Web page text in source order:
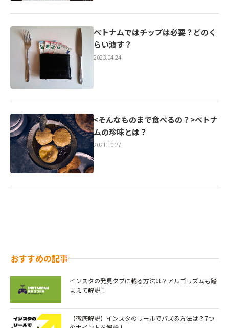
ベトナムではチップは必要？どのく
らい渡す？
2023.04.24
<そんなものまで食べるの？>ベトナ
ムの珍味とは？
2021.10.27
おすすめの記事
インスタの発見タブに載る方法は？アルゴリズムも踏
まえて解説！
【徹底解説】インスタのリールでバズる方法は？7つ